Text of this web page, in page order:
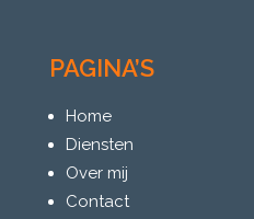
PAGINA’S
Home
Diensten
Over mij
Contact